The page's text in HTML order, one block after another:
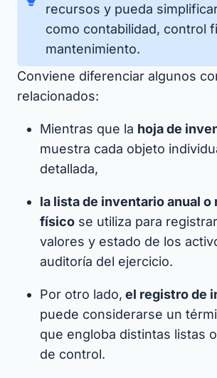
recursos y pueda
como contabilidad, control
mantenimiento.
Conviene diferenciar algunos
relacionados:
Mientras que la hoja de
muestra cada objeto
detallada,
la lista de inventario anual o
físico se utiliza para
valores y estado de los
auditoría del ejercicio.
Por otro lado, el registro de
puede considerarse un
que engloba distintas listas
de control.